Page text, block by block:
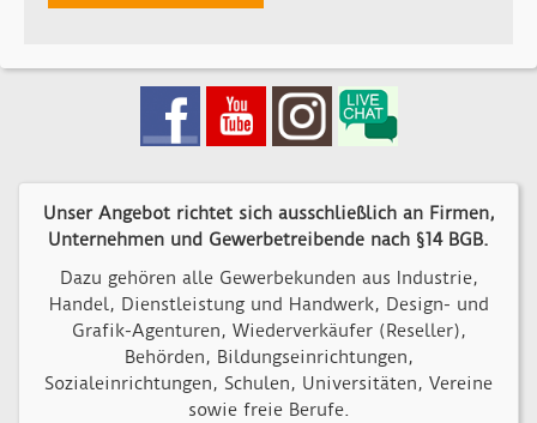
Unser Angebot richtet sich ausschließlich an Firmen,
Unternehmen und Gewerbetreibende nach §14 BGB.
Dazu gehören alle Gewerbekunden aus Industrie,
Handel, Dienstleistung und Handwerk, Design- und
Grafik-Agenturen, Wiederverkäufer (Reseller),
Behörden, Bildungseinrichtungen,
Sozialeinrichtungen, Schulen, Universitäten, Vereine
sowie freie Berufe.